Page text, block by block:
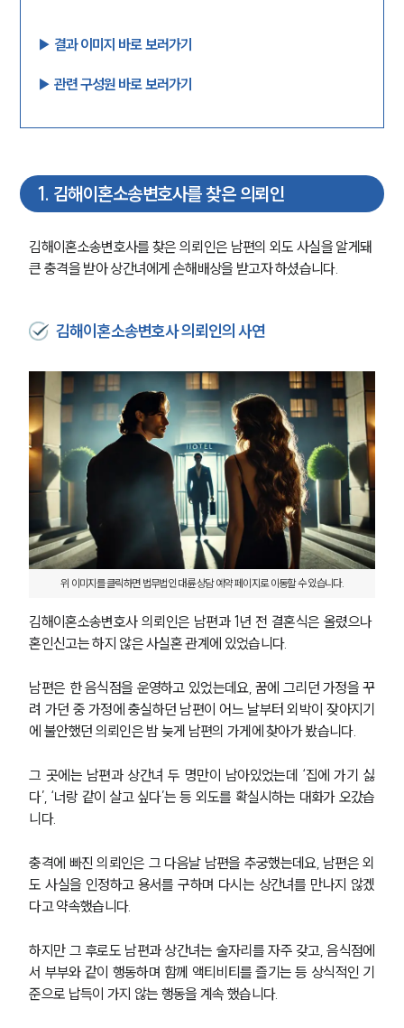
▶︎ 결과 이미지 바로 보러가기
▶︎ 관련 구성원 바로 보러가기
1. 김해이혼소송변호사를 찾은 의뢰인
김해이혼소송변호사를 찾은 의뢰인은 남편의 외도 사실을 알게돼
큰 충격을 받아 상간녀에게 손해배상을 받고자 하셨습니다.
김해이혼소송변호사 의뢰인의 사연
위 이미지를 클릭하면 법무법인 대륜 상담 예약 페이지로 이동할 수 있습니다.
김해이혼소송변호사 의뢰인은 남편과 1년 전 결혼식은 올렸으나
혼인신고는 하지 않은 사실혼 관계에 있었습니다.
남편은 한 음식점을 운영하고 있었는데요, 꿈에 그리던 가정을 꾸
려 가던 중 가정에 충실하던 남편이 어느 날부터 외박이 잦아지기
에 불안했던 의뢰인은 밤 늦게 남편의 가게에 찾아가 봤습니다.
그 곳에는 남편과 상간녀 두 명만이 남아있었는데 ‘집에 가기 싫
다’, ‘너랑 같이 살고 싶다’는 등 외도를 확실시하는 대화가 오갔습
니다.
충격에 빠진 의뢰인은 그 다음날 남편을 추궁했는데요, 남편은 외
도 사실을 인정하고 용서를 구하며 다시는 상간녀를 만나지 않겠
다고 약속했습니다.
하지만 그 후로도 남편과 상간녀는 술자리를 자주 갖고, 음식점에
서 부부와 같이 행동하며 함께 액티비티를 즐기는 등 상식적인 기
준으로 납득이 가지 않는 행동을 계속 했습니다.